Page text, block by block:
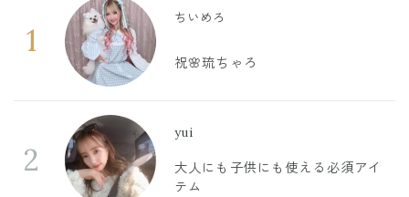
1
ちいめろ
祝🌸琉ちゃろ
2
yui
大人にも子供にも使える必須アイ
テム